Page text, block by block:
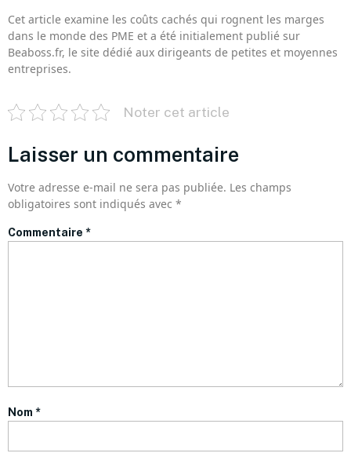
Cet article examine les coûts cachés qui rognent les marges
dans le monde des PME et a été initialement publié sur
Beaboss.fr, le site dédié aux dirigeants de petites et moyennes
entreprises.
Noter cet article
Laisser un commentaire
Votre adresse e-mail ne sera pas publiée. Les champs
obligatoires sont indiqués avec *
Commentaire *
Nom *